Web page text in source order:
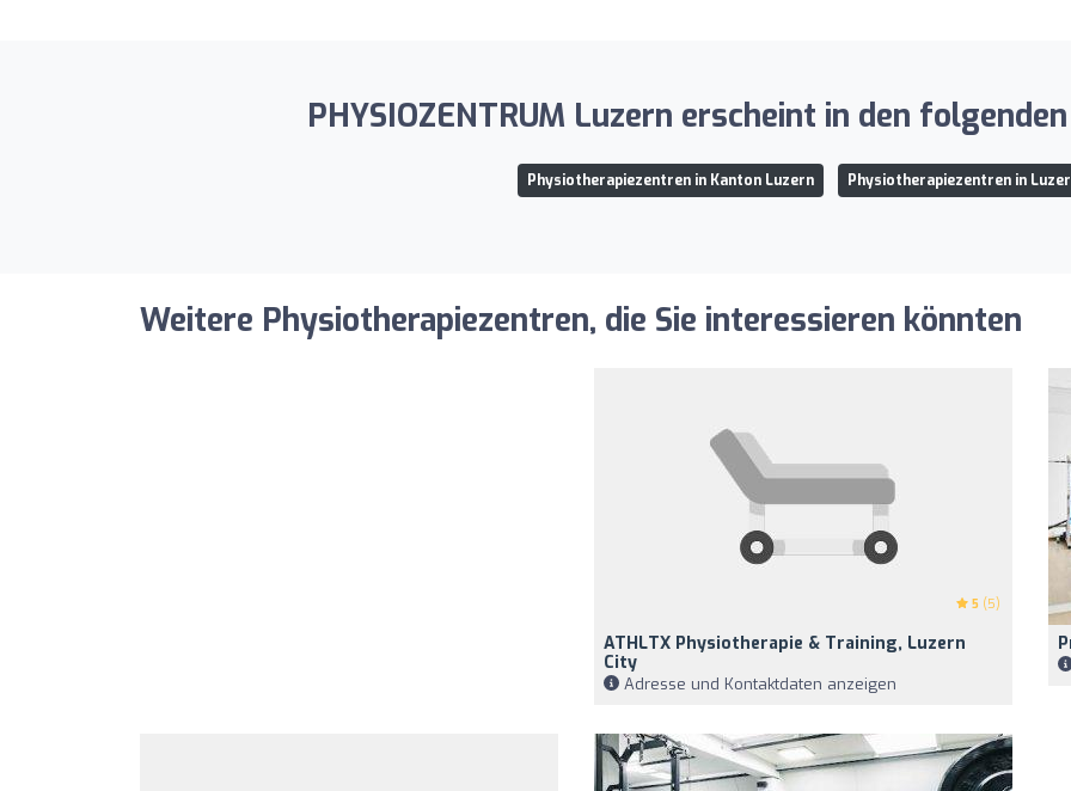
PHYSIOZENTRUM Luzern erscheint in den
Physiotherapiezentren in Kanton Luzern Physiotherapiezentren in
Weitere Physiotherapiezentren, die Sie interessieren könnten
5 (5)
ATHLTX Physiotherapie & Training, Luzern
City
Adresse und Kontaktdaten anzeigen